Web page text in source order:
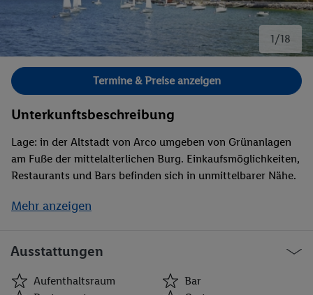
1/18
Bild 1 von 18.
Termine & Preise anzeigen
Unterkunftsbeschreibung
Lage: in der Altstadt von Arco umgeben von Grünanlagen
am Fuße der mittelalterlichen Burg. Einkaufsmöglichkeiten,
Restaurants und Bars befinden sich in unmittelbarer Nähe.
Bergwelt. Ausstattung: Rezeption, Lift, Restaurant, Bar,
und Sonnenschirmen.
Mehr anzeigen
Ausstattungen
Aufenthaltsraum
Bar